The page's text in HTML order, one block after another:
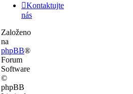
Kontaktujte
nás
Založeno
na
phpBB®
Forum
Software
©
phpBB